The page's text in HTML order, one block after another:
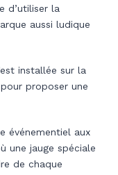
d’utiliser la
aussi ludique
installée sur la
proposer une
événementiel aux
une jauge spéciale
de chaque